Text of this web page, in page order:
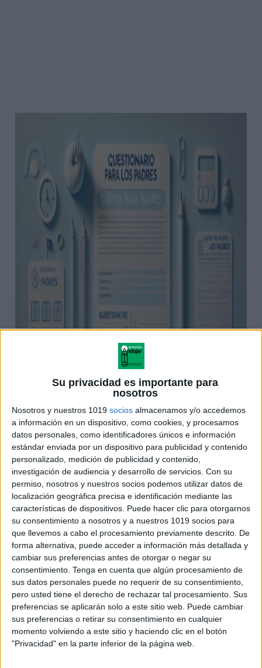
Su privacidad es importante para
nosotros
Nosotros y nuestros 1019 socios almacenamos y/o accedemos
a información en un dispositivo, como cookies, y procesamos
datos personales, como identificadores únicos e información
estándar enviada por un dispositivo para publicidad y contenido
personalizado, medición de publicidad y contenido,
investigación de audiencia y desarrollo de servicios. Con su
permiso, nosotros y nuestros socios podemos utilizar datos de
localización geográfica precisa e identificación mediante las
características de dispositivos. Puede hacer clic para otorgarnos
su consentimiento a nosotros y a nuestros 1019 socios para
que llevemos a cabo el procesamiento previamente descrito. De
forma alternativa, puede acceder a información más detallada y
cambiar sus preferencias antes de otorgar o negar su
consentimiento. Tenga en cuenta que algún procesamiento de
sus datos personales puede no requerir de su consentimiento,
pero usted tiene el derecho de rechazar tal procesamiento. Sus
preferencias se aplicarán solo a este sitio web. Puede cambiar
sus preferencias o retirar su consentimiento en cualquier
momento volviendo a este sitio y haciendo clic en el botón
"Privacidad" en la parte inferior de la página web.
ÚNETE A NUESTRO GRUPO EXCLUSIVO DE
WHATSAPP